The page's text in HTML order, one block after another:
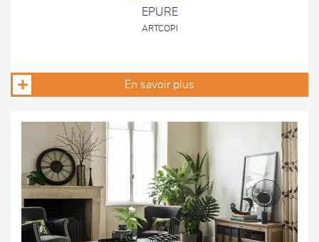
EPURE
ARTCOPI
En savoir plus